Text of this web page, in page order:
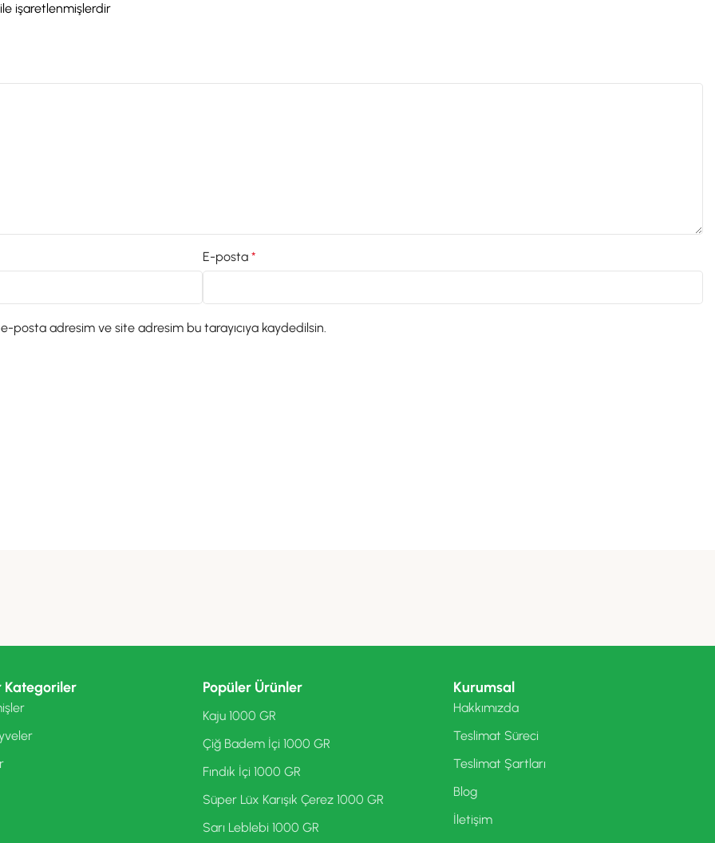
işaretlenmişlerdir
E-posta*
posta adresim ve site adresim bu tarayıcıya kaydedilsin.
Kategoriler Popüler Ürünler
Kaju 1000 GR
Çiğ Badem İçi 1000 GR
Fındık İçi 1000 GR
Süper Lüx Karışık Çerez 1000 GR
Sarı Leblebi 1000 GR
Kurumsal
Hakkımızda
Teslimat Süreci
Teslimat Şartları
Blog
İletişim